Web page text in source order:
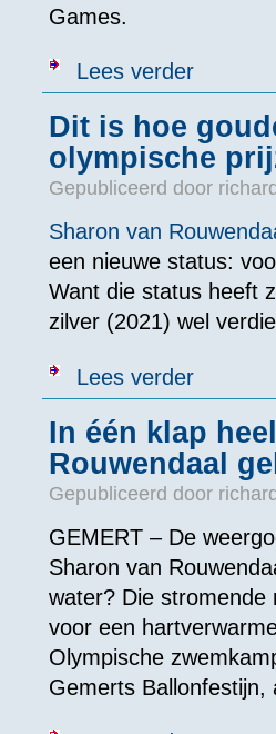
Games.
Lees verderover
Dit is hoe
olympische
Gepubliceerd door
Sharon van
een nieuwe status:
Want die status heeft
zilver (2021) wel
Lees verderover Dit is
In één klap
Rouwendaal
Gepubliceerd door
GEMERT – De
Sharon van
water? Die stromende
voor een
Olympische
Gemerts